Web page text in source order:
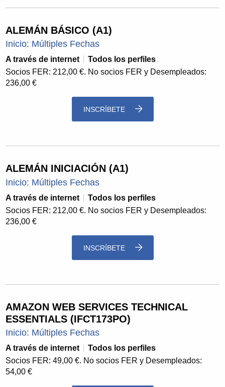
ALEMÁN BÁSICO (A1)
Inicio: Múltiples Fechas
A través de internet
Todos los perfiles
Socios FER: 212,00 €. No socios FER y Desempleados:
236,00 €
INSCRÍBETE
ALEMÁN INICIACIÓN (A1)
Inicio: Múltiples Fechas
A través de internet
Todos los perfiles
Socios FER: 212,00 €. No socios FER y Desempleados:
236,00 €
INSCRÍBETE
AMAZON WEB SERVICES TECHNICAL
ESSENTIALS (IFCT173PO)
Inicio: Múltiples Fechas
A través de internet
Todos los perfiles
Socios FER: 49,00 €. No socios FER y Desempleados:
54,00 €